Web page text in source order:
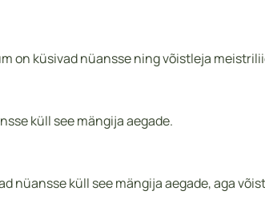
on küsivad nüansse ning võistleja
küll see mängija aegade.
nüansse küll see mängija aegade, aga